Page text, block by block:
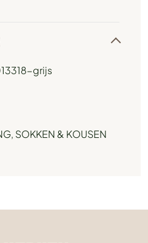
grijs
, SOKKEN & KOUSEN